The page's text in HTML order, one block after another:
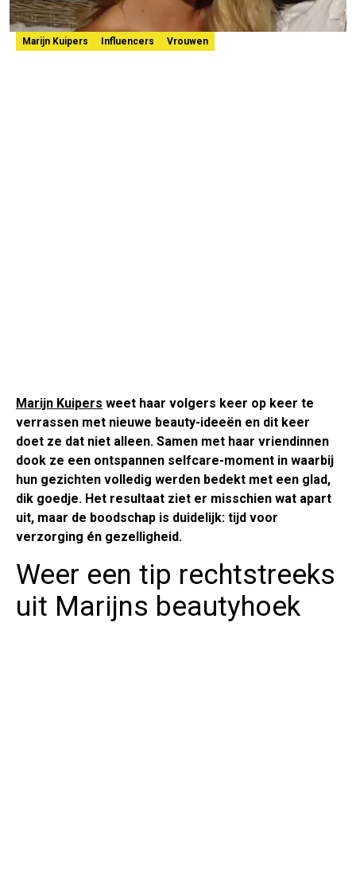
Marijn Kuipers Influencers Vrouwen
Marijn Kuipers weet haar volgers keer op keer te
verrassen met nieuwe beauty-ideeën en dit keer
doet ze dat niet alleen. Samen met haar vriendinnen
dook ze een ontspannen selfcare-moment in waarbij
hun gezichten volledig werden bedekt met een glad,
dik goedje. Het resultaat ziet er misschien wat apart
uit, maar de boodschap is duidelijk: tijd voor
verzorging én gezelligheid.
Weer een tip rechtstreeks
uit Marijns beautyhoek